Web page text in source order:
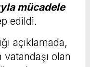
mücadele
edildi.
açıklamada,
vatandaşı olan